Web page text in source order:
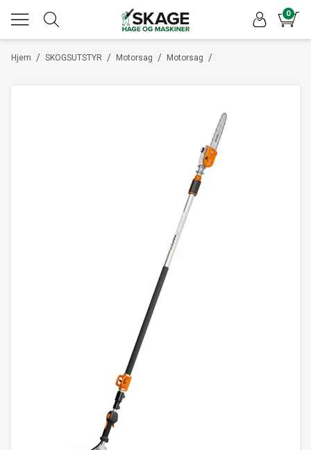
0
/
Hjem /
SKOGSUTSTYR /
Motorsag /
Motorsag